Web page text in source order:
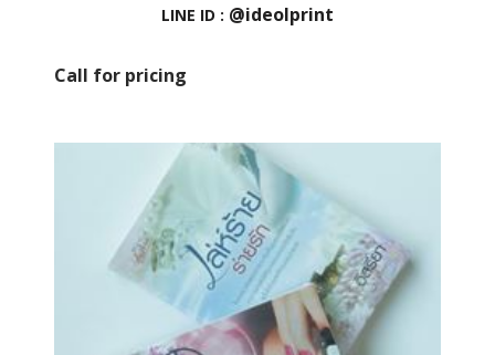
LINE ID : @ideolprint
Call for pricing